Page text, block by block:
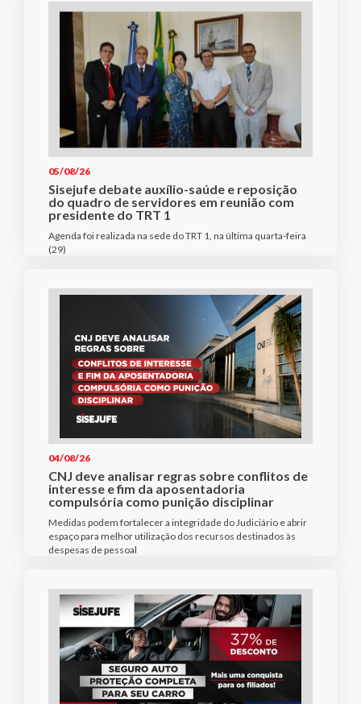
05/08/26
Sisejufe debate auxílio-saúde e reposição
do quadro de servidores em reunião com
presidente do TRT 1
Agenda foi realizada na sede do TRT 1, na última quarta-feira
(29)
04/08/26
CNJ deve analisar regras sobre conflitos de
interesse e fim da aposentadoria
compulsória como punição disciplinar
Medidas podem fortalecer a integridade do Judiciário e abrir
espaço para melhor utilização dos recursos destinados às
despesas de pessoal